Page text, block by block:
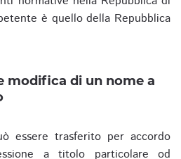
è quello della Repubblica
modifica di un nome a
essere trasferito per accordo
a titolo particolare od